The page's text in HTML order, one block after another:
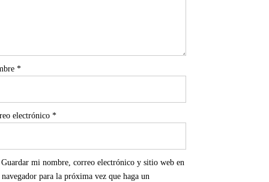
*
electrónico *
Guardar mi nombre, correo electrónico y sitio web en
navegador para la próxima vez que haga un